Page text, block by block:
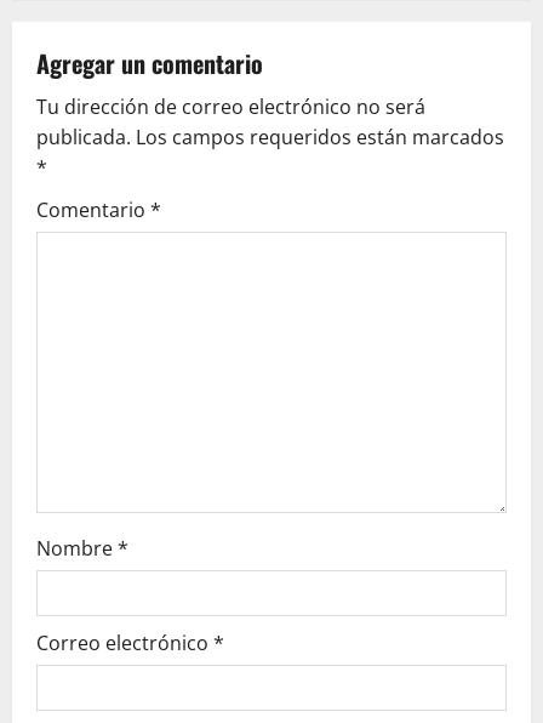
v
i
g
a
Agregar un comentario
Tu dirección de correo electrónico no será
publicada. Los campos requeridos están marcados
*
Comentario *
Nombre*
Correo electrónico *